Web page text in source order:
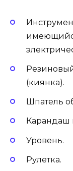
(киянка).
Шпатель
Карандаш
Уровень.
Рулетка.